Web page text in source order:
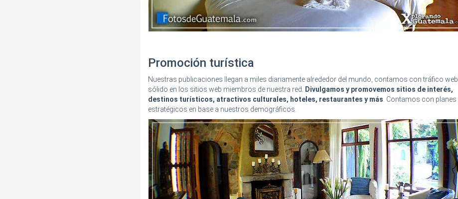
Promoción turística
Nuestras publicaciones llegan a miles diariamente alrededor del mundo, contamos con tráfico web
sólido en los sitios web miembros de nuestra red.
Divulgamos y promovemos sitios de interés,
destinos turísticos, atractivos culturales, hoteles, restaurantes y más . Contamos con planes
estratégicos en base a nuestros demográficos.